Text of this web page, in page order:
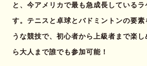
と、今アメリカで最も急成長している
す。テニスと卓球とバドミントンの要素
うな競技で、初心者から上級者まで楽
ら大人まで誰でも参加可能！